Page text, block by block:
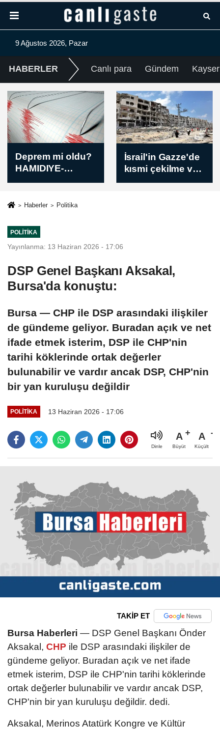
9 Ağustos 2026, Pazar
HABERLER Canlı para Gündem
İsrail'in Gazze'de
kısmi çekilme ve
çok uluslu güç
seçeneğini
iddia edildi
Ürdün ve
Bahreyn dışişleri
bakanları
Haberler Politika
POLITIKA
Yayınlanma: 13 Haziran 2026 - 17:06
DSP Genel Başkanı Aksakal,
Bursa'da konuştu:
Bursa — CHP ile DSP arasındaki ilişkiler
de gündeme geliyor. Buradan açık ve net
ifade etmek isterim, DSP ile CHP'nin
tarihi köklerinde ortak değerler
bulunabilir ve vardır ancak DSP, CHP'nin
bir yan kuruluşu değildir
POLITIKA 13 Haziran 2026 - 17:06
Dinle
A
Büyüt
A
Küçült
TAKİP ET
Bursa Haberleri — DSP Genel Başkanı Önder
Aksakal, CHP ile DSP arasındaki ilişkiler de
gündeme geliyor. Buradan açık ve net ifade
etmek isterim, DSP ile CHP'nin tarihi köklerinde
ortak değerler bulunabilir ve vardır ancak DSP,
CHP'nin bir yan kuruluşu değildir. dedi.
Aksakal, Merinos Atatürk Kongre ve Kültür